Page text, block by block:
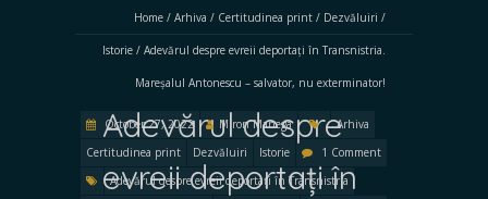
Home / Arhiva / Certitudinea print / Dezvăluiri /
Istorie / Adevărul despre evreii deportați în Transnistria.
Mareșalul Antonescu – salvator, nu exterminator!
Adevărul despre
evreii deportați în
October 27, 2022 Miron Manega
Arhiva
Certitudinea print
Dezvăluiri Istorie
1 Comment
Adevărul despre evreii deportați în Transnistria